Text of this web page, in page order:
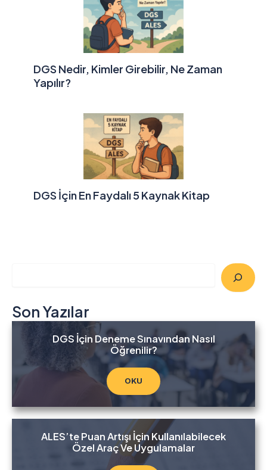
DGS Nedir, Kimler Girebilir, Ne Zaman
Yapılır?
DGS İçin En Faydalı 5 Kaynak Kitap
Son Yazılar
DGS İçin Deneme Sınavından Nasıl
Öğrenilir?
OKU
ALES’te Puan Artışı İçin Kullanılabilecek
Özel Araç Ve Uygulamalar